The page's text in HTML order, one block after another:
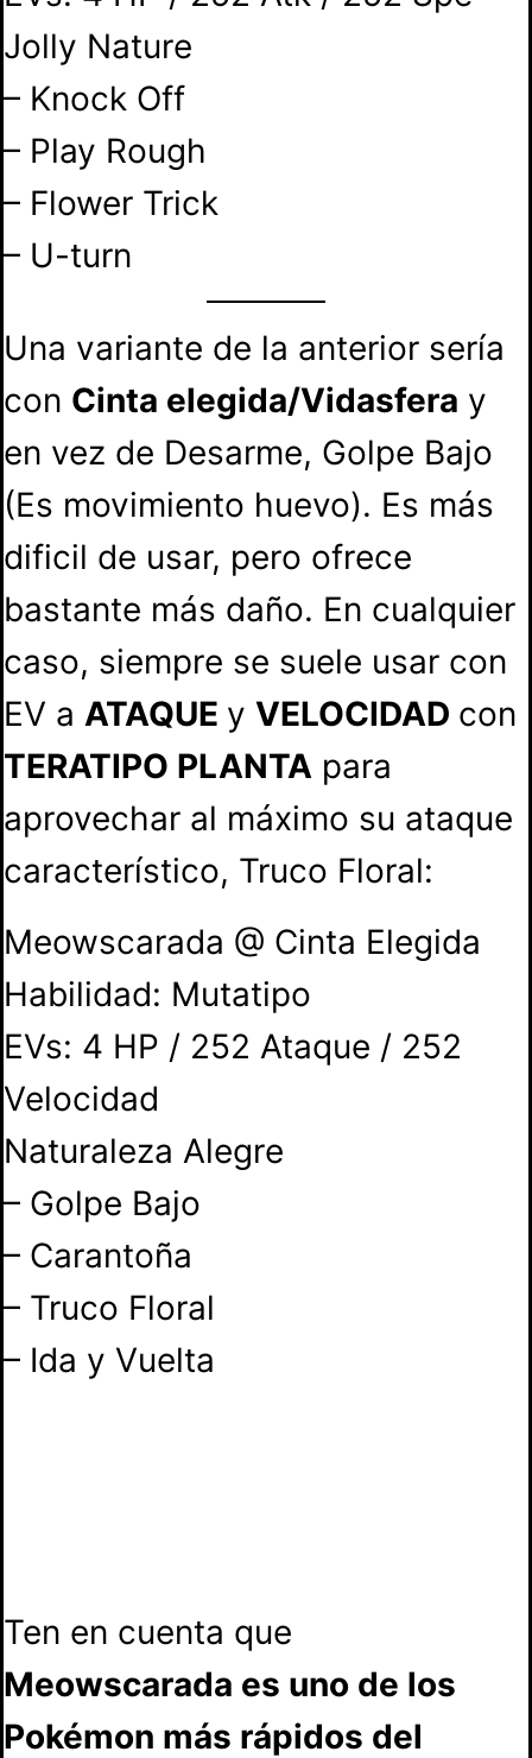
Jolly Nature
– Knock Off
– Play Rough
– Flower Trick
– U-turn
Una variante de la anterior sería
con Cinta elegida/Vidasfera y
en vez de Desarme, Golpe Bajo
(Es movimiento huevo). Es más
dificil de usar, pero ofrece
bastante más daño. En cualquier
caso, siempre se suele usar con
EV a ATAQUE y VELOCIDAD con
TERATIPO PLANTA para
aprovechar al máximo su ataque
característico, Truco Floral:
Meowscarada @ Cinta Elegida
Habilidad: Mutatipo
EVs: 4 HP / 252 Ataque / 252
Velocidad
Naturaleza Alegre
– Golpe Bajo
– Carantoña
– Truco Floral
– Ida y Vuelta
Ten en cuenta que
Meowscarada es uno de los
Pokémon más rápidos del